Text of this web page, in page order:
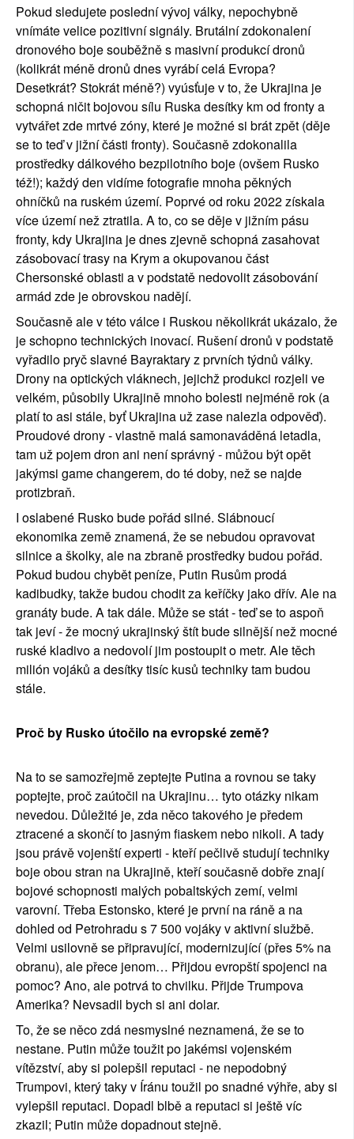
Pokud sledujete poslední vývoj války, nepochybně
vnímáte velice pozitivní signály. Brutální zdokonalení
dronového boje souběžně s masivní produkcí dronů
(kolikrát méně dronů dnes vyrábí celá Evropa?
Desetkrát? Stokrát méně?) vyúsťuje v to, že Ukrajina je
schopná ničit bojovou sílu Ruska desítky km od fronty a
vytvářet zde mrtvé zóny, které je možné si brát zpět (děje
se to teď v jižní části fronty). Současně zdokonalila
prostředky dálkového bezpilotního boje (ovšem Rusko
též!); každý den vidíme fotografie mnoha pěkných
ohníčků na ruském území. Poprvé od roku 2022 získala
více území než ztratila. A to, co se děje v jižním pásu
fronty, kdy Ukrajina je dnes zjevně schopná zasahovat
zásobovací trasy na Krym a okupovanou část
Chersonské oblasti a v podstatě nedovolit zásobování
armád zde je obrovskou nadějí.
Současně ale v této válce i Ruskou několikrát ukázalo, že
je schopno technických inovací. Rušení dronů v podstatě
vyřadilo pryč slavné Bayraktary z prvních týdnů války.
Drony na optických vláknech, jejichž produkci rozjeli ve
velkém, působily Ukrajině mnoho bolesti nejméně rok (a
platí to asi stále, byť Ukrajina už zase nalezla odpověď).
Proudové drony - vlastně malá samonaváděná letadla,
tam už pojem dron ani není správný - můžou být opět
jakýmsi game changerem, do té doby, než se najde
protizbraň.
I oslabené Rusko bude pořád silné. Slábnoucí
ekonomika země znamená, že se nebudou opravovat
silnice a školky, ale na zbraně prostředky budou pořád.
Pokud budou chybět peníze, Putin Rusům prodá
kadibudky, takže budou chodit za keříčky jako dřív. Ale na
granáty bude. A tak dále. Může se stát - teď se to aspoň
tak jeví - že mocný ukrajinský štít bude silnější než mocné
ruské kladivo a nedovolí jim postoupit o metr. Ale těch
milión vojáků a desítky tisíc kusů techniky tam budou
stále.
Proč by Rusko útočilo na evropské země?
Na to se samozřejmě zeptejte Putina a rovnou se taky
poptejte, proč zaútočil na Ukrajinu… tyto otázky nikam
nevedou. Důležité je, zda něco takového je předem
ztracené a skončí to jasným fiaskem nebo nikoli. A tady
jsou právě vojenští experti - kteří pečlivě studují techniky
boje obou stran na Ukrajině, kteří současně dobře znají
bojové schopnosti malých pobaltských zemí, velmi
varovní. Třeba Estonsko, které je první na ráně a na
dohled od Petrohradu s 7 500 vojáky v aktivní službě.
Velmi usilovně se připravující, modernizující (přes 5% na
obranu), ale přece jenom… Přijdou evropští spojenci na
pomoc? Ano, ale potrvá to chvilku. Přijde Trumpova
Amerika? Nevsadil bych si ani dolar.
To, že se něco zdá nesmyslné neznamená, že se to
nestane. Putin může toužit po jakémsi vojenském
vítězství, aby si polepšil reputaci - ne nepodobný
Trumpovi, který taky v Íránu toužil po snadné výhře, aby si
vylepšil reputaci. Dopadl blbě a reputaci si ještě víc
zkazil; Putin může dopadnout stejně.